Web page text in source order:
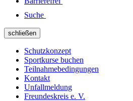
Suche
schließen
Schutzkonzept
Sportkurse buchen
Teilnahmebedingungen
Kontakt
Unfallmeldung
Freundeskreis e. V.